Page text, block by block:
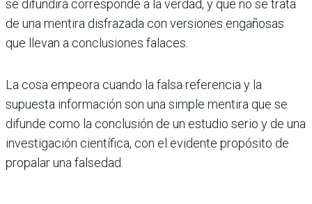
se difundirá corresponde a la verdad, y que no se trata
de una mentira disfrazada con versiones enga­ñosas
que llevan a conclusiones falaces.
La cosa empeora cuando la falsa referencia y la
supuesta información son una simple mentira que se
difunde como la conclusión de un estudio serio y de una
investigación científica, con el evidente propósito de
pro­palar una falsedad.